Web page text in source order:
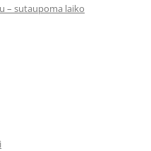
– sutaupoma laiko